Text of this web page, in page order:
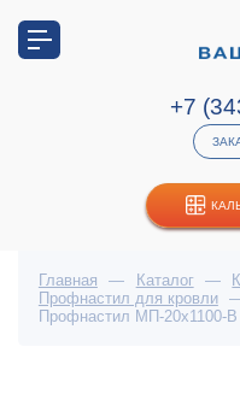
+7
Главная — Каталог —
Профнастил для кровли
Профнастил МП-20х1100-B